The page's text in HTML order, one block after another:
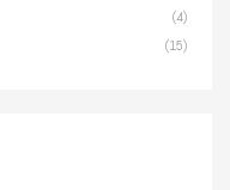
(4)
(15)